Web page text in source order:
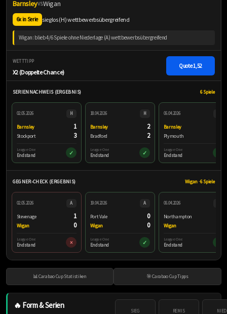
BarnsleyVS.Wigan
6x in Serie sieglos (H) wettbewerbsübergreifend
Wigan: blieb 4/6 Spiele ohne Niederlage (A) wettbewerbsübergreifend
WETTTIPP
X2 (Doppelte Chance)
Quote1,52
SERIENNACHWEIS (ERGEBNIS) 6 Spiele
02.05.2026 H
Barnsley 1
Stockport 3
League One
Endstand ✓
18.04.2026 H
Barnsley 2
Bradford 2
League One
Endstand ✓
06.04.2026
Barnsley
Plymouth
League One
Endstand
GEGNER-CHECK (ERGEBNIS) Wigan · 6 Spiele
02.05.2026 A
Stevenage 1
Wigan 0
League One
Endstand ×
19.04.2026 A
Port Vale 0
Wigan 0
League One
Endstand ✓
06.04.2026
Northampton
Wigan
League One
Endstand
📊 Carabao Cup Statistiken 🎯 Carabao Cup Tipps
🔥 Form & Serien
SIEG REMIS NIED.